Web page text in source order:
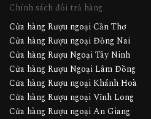
Chính sách đổi trả hàng
Cửa hàng Rượu ngoại Cần Thơ
Cửa hàng Rượu ngoại Đồng Nai
Cửa hàng Rượu Ngoại Tây Ninh
Cửa hàng Rượu Ngoại Lâm Đồng
Cửa hàng Rượu ngoại Khánh Hoà
Cửa hàng Rượu ngoại Vĩnh Long
Cửa hàng Rượu ngoại An Giang